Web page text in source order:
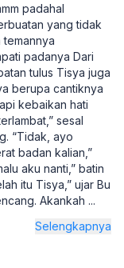
padahal
yang tidak
padanya Dari
tulus Tisya juga
berupa cantiknya
kebaikan hati
sesal
“Tidak, ayo
badan kalian,”
aku nanti,” batin
itu Tisya,” ujar Bu
Akankah ...
Selengkapnya